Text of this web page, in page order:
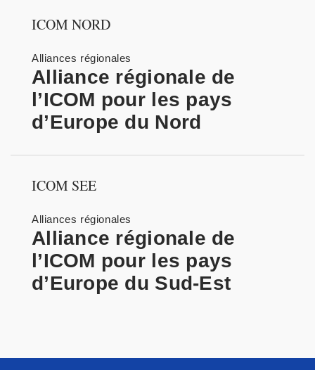
ICOM NORD
Alliances régionales
Alliance régionale de
l’ICOM pour les pays
d’Europe du Nord
ICOM SEE
Alliances régionales
Alliance régionale de
l’ICOM pour les pays
d’Europe du Sud-Est